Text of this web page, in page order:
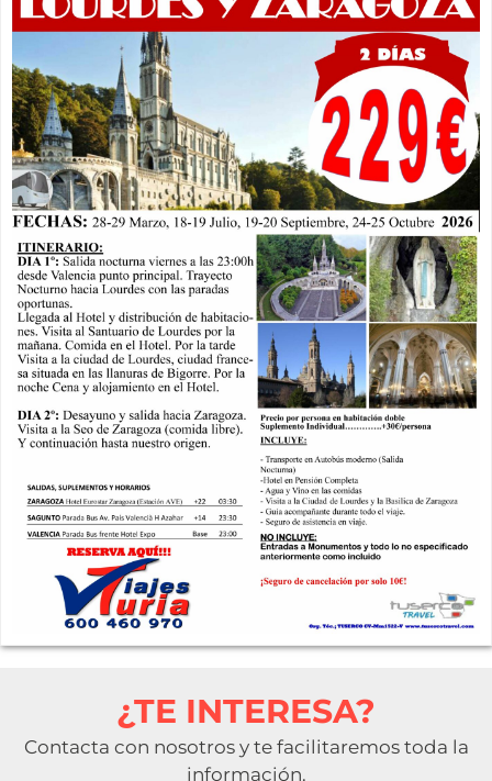
¿TE INTERESA?
Contacta con nosotros y te facilitaremos toda la
información.